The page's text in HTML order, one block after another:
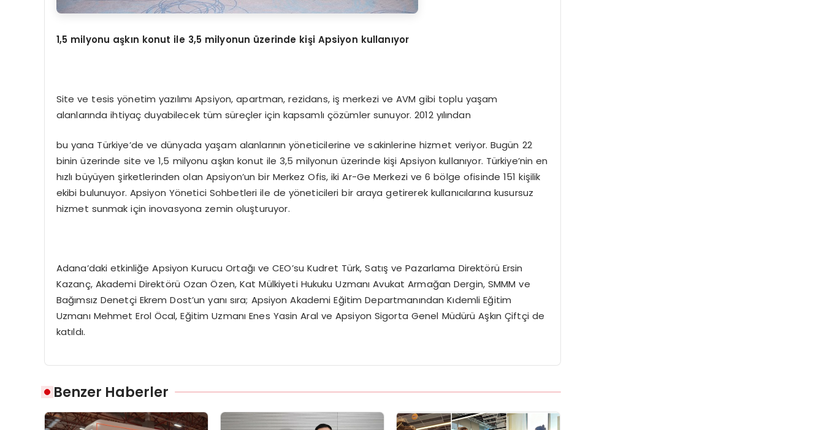
1,5 milyonu aşkın konut ile 3,5 milyonun üzerinde kişi Apsiyon kullanıyor
Site ve tesis yönetim yazılımı Apsiyon, apartman, rezidans, iş merkezi ve AVM gibi toplu yaşam
alanlarında ihtiyaç duyabilecek tüm süreçler için kapsamlı çözümler sunuyor. 2012 yılından
bu yana Türkiye’de ve dünyada yaşam alanlarının yöneticilerine ve sakinlerine hizmet veriyor. Bugün 22
binin üzerinde site ve 1,5 milyonu aşkın konut ile 3,5 milyonun üzerinde kişi Apsiyon kullanıyor. Türkiye’nin en
hızlı büyüyen şirketlerinden olan Apsiyon’un bir Merkez Ofis, iki Ar-Ge Merkezi ve 6 bölge ofisinde 151 kişilik
ekibi bulunuyor. Apsiyon Yönetici Sohbetleri ile de yöneticileri bir araya getirerek kullanıcılarına kusursuz
hizmet sunmak için inovasyona zemin oluşturuyor.
Adana’daki etkinliğe Apsiyon Kurucu Ortağı ve CEO’su Kudret Türk, Satış ve Pazarlama Direktörü Ersin
Kazanç, Akademi Direktörü Ozan Özen, Kat Mülkiyeti Hukuku Uzmanı Avukat Armağan Dergin, SMMM ve
Bağımsız Denetçi Ekrem Dost’un yanı sıra; Apsiyon Akademi Eğitim Departmanından Kıdemli Eğitim
Uzmanı Mehmet Erol Öcal, Eğitim Uzmanı Enes Yasin Aral ve Apsiyon Sigorta Genel Müdürü Aşkın Çiftçi de
katıldı.
Benzer Haberler